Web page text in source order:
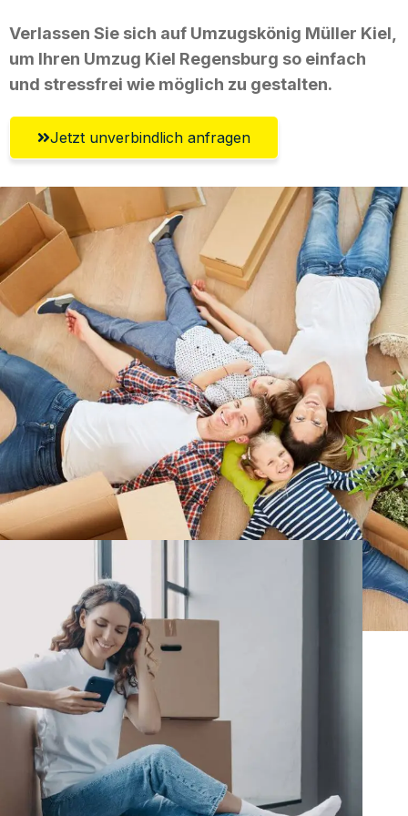
Verlassen Sie sich auf Umzugskönig Müller Kiel,
um Ihren Umzug Kiel Regensburg so einfach
und stressfrei wie möglich zu gestalten.
Jetzt unverbindlich anfragen